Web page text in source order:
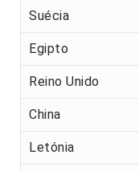
Suécia
Egipto
Reino Unido
China
Letónia